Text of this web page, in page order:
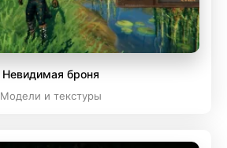
Невидимая броня
Модели и текстуры